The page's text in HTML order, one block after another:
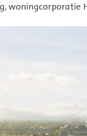
woningcorporatie